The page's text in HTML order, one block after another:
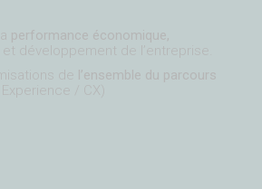
performance économique,
et développement de l’entreprise.
de l’ensemble du parcours
/ CX)